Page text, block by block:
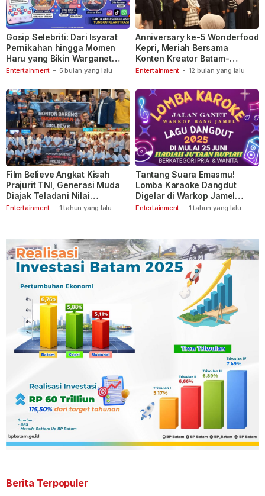
Entertainment - 5 bulan yang lalu
Gosip Selebriti: Dari Isyarat
Pernikahan hingga Momen
Haru yang Bikin Warganet
Berspekulasi
Entertainment - 12 bulan yang lalu
Anniversary ke-5 Wonderfood
Kepri, Meriah Bersama
Konten Kreator Batam-
Tanjungpinang
Entertainment - 1 tahun yang lalu
Film Believe Angkat Kisah
Prajurit TNI, Generasi Muda
Diajak Teladani Nilai
Keberanian
Entertainment - 1 tahun yang lalu
Tantang Suara Emasmu!
Lomba Karaoke Dangdut
Digelar di Warkop Jamel
Ganet
Berita Terpopuler